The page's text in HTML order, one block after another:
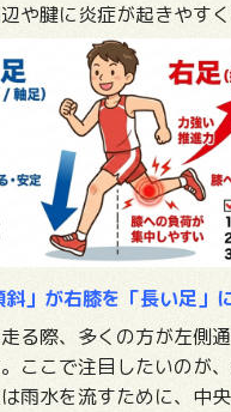
や腱に炎症が起きやすく
」が右膝を「長い足」
る際、多くの方が左側
ここで注目したいのが、
雨水を流すために、中